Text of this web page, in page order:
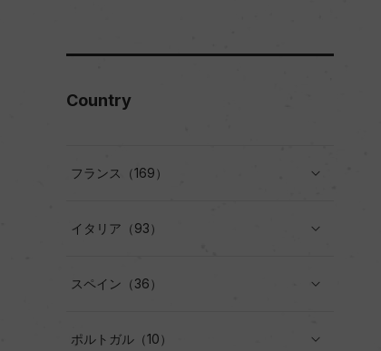
Country
フランス（169）
イタリア（93）
スペイン（36）
ポルトガル（10）